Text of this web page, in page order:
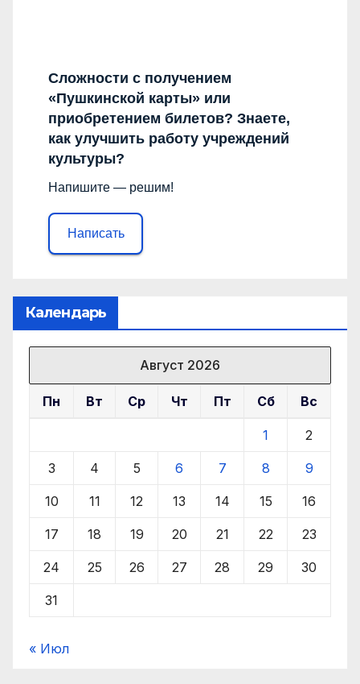
Сложности с получением
«Пушкинской карты» или
приобретением билетов? Знаете,
как улучшить работу учреждений
культуры?
Напишите — решим!
Написать
Календарь
Август 2026
Пн Вт Ср Чт Пт Сб Вс
1 2
3 4 5 6 7 8 9
10 11 12 13 14 15 16
17 18 19 20 21 22 23
24 25 26 27 28 29 30
31
« Июл